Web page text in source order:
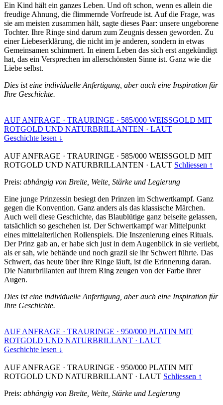
Ein Kind hält ein ganzes Leben. Und oft schon, wenn es allein die
freudige Ahnung, die flimmernde Vorfreude ist. Auf die Frage, was
sie am meisten zusammen hält, sagte dieses Paar: unsere ungeborene
Tochter. Ihre Ringe sind darum zum Zeugnis dessen geworden. Zu
einer Liebeserklärung, die nicht im je anderen, sondern in etwas
Gemeinsamen schimmert. In einem Leben das sich erst angekündigt
hat, das ein Versprechen im allerschönsten Sinne ist. Ganz wie die
Liebe selbst.
Dies ist eine individuelle Anfertigung, aber auch eine Inspiration für
Ihre Geschichte.
AUF ANFRAGE · TRAURINGE · 585/000 WEISSGOLD MIT
ROTGOLD UND NATURBRILLANTEN · LAUT
Geschichte lesen ↓
AUF ANFRAGE · TRAURINGE · 585/000 WEISSGOLD MIT
ROTGOLD UND NATURBRILLANTEN · LAUT Schliessen ↑
Preis: abhängig von Breite, Weite, Stärke und Legierung
Eine junge Prinzessin besiegt den Prinzen im Schwertkampf. Ganz
gegen die Konvention. Ganz anders als das klassische Märchen.
Auch weil diese Geschichte, das Blaublütige ganz beiseite gelassen,
tatsächlich so geschehen ist. Der Schwertkampf war Mittelpunkt
eines mittelalterlichen Rollenspiels. Die Inszenierung eines Rituals.
Der Prinz gab an, er habe sich just in dem Augenblick in sie verliebt,
als er sah, wie behände und noch grazil sie ihr Schwert führte. Das
Schwert, das heute über ihre Ringe läuft, ist die Erinnerung daran.
Die Naturbrillanten auf ihrem Ring zeugen von der Farbe ihrer
Augen.
Dies ist eine individuelle Anfertigung, aber auch eine Inspiration für
Ihre Geschichte.
AUF ANFRAGE · TRAURINGE · 950/000 PLATIN MIT
ROTGOLD UND NATURBRILLANT · LAUT
Geschichte lesen ↓
AUF ANFRAGE · TRAURINGE · 950/000 PLATIN MIT
ROTGOLD UND NATURBRILLANT · LAUT Schliessen ↑
Preis: abhängig von Breite, Weite, Stärke und Legierung